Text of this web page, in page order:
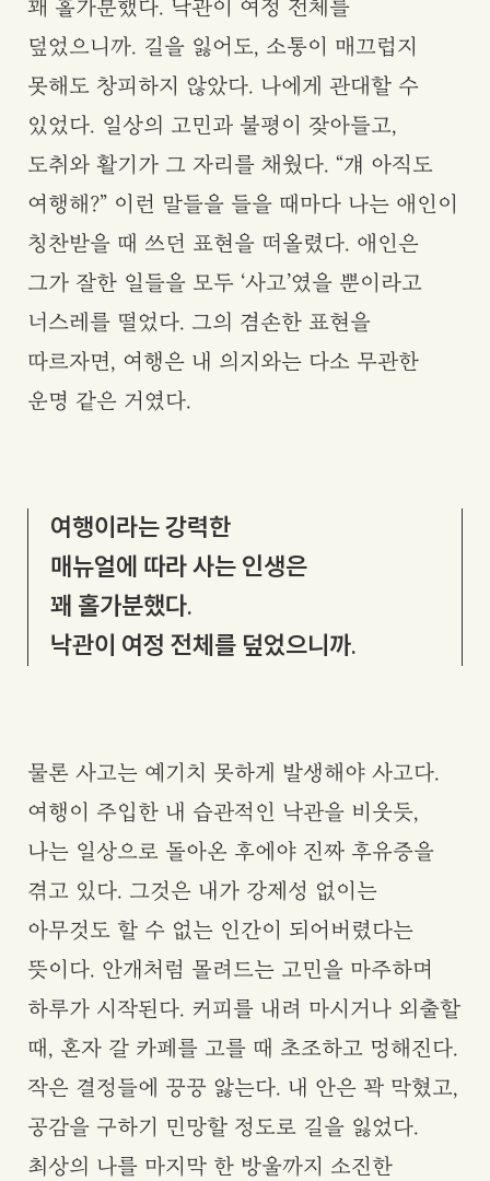
꽤 홀가분했다. 낙관이 여정 전체를
덮었으니까. 길을 잃어도, 소통이 매끄럽지
못해도 창피하지 않았다. 나에게 관대할 수
있었다. 일상의 고민과 불평이 잦아들고,
도취와 활기가 그 자리를 채웠다. “걔 아직도
여행해?” 이런 말들을 들을 때마다 나는 애인이
칭찬받을 때 쓰던 표현을 떠올렸다. 애인은
그가 잘한 일들을 모두 ‘사고’였을 뿐이라고
너스레를 떨었다. 그의 겸손한 표현을
따르자면, 여행은 내 의지와는 다소 무관한
운명 같은 거였다.
여행이라는 강력한
매뉴얼에 따라 사는 인생은
꽤 홀가분했다.
낙관이 여정 전체를 덮었으니까.
물론 사고는 예기치 못하게 발생해야 사고다.
여행이 주입한 내 습관적인 낙관을 비웃듯,
나는 일상으로 돌아온 후에야 진짜 후유증을
겪고 있다. 그것은 내가 강제성 없이는
아무것도 할 수 없는 인간이 되어버렸다는
뜻이다. 안개처럼 몰려드는 고민을 마주하며
하루가 시작된다. 커피를 내려 마시거나 외출할
때, 혼자 갈 카페를 고를 때 초조하고 멍해진다.
작은 결정들에 끙끙 앓는다. 내 안은 꽉 막혔고,
공감을 구하기 민망할 정도로 길을 잃었다.
최상의 나를 마지막 한 방울까지 소진한